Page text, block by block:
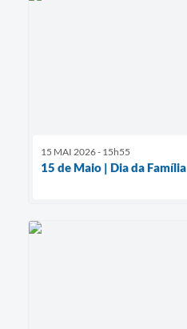
15 MAI 2026 - 15h55
15 de Maio | Dia da Família